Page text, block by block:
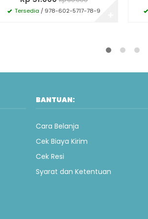
Tersedia / 978-602-5717-78-9
BANTUAN:
Cara Belanja
Cek Biaya Kirim
Cek Resi
Syarat dan Ketentuan